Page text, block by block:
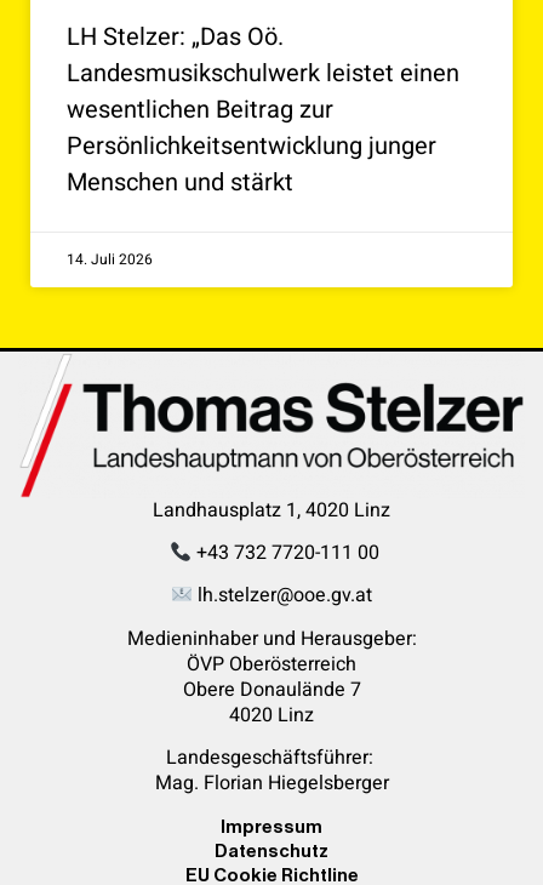
LH Stelzer: „Das Oö.
Landesmusikschulwerk leistet einen
wesentlichen Beitrag zur
Persönlichkeitsentwicklung junger
Menschen und stärkt
14. Juli 2026
Landhausplatz 1, 4020 Linz
+43 732 7720-111 00
lh.stelzer@ooe.gv.at
Medieninhaber und Herausgeber:
ÖVP Oberösterreich
Obere Donaulände 7
4020 Linz
Landesgeschäftsführer:
Mag. Florian Hiegelsberger
Impressum
Datenschutz
EU Cookie Richtline